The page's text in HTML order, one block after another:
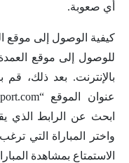
أي صعوبة.
كيفية الوصول إلى موقع
للوصول إلى موقع
بالإنترنت. بعد ذلك،
ابحث عن الرابط الذي
واختر المباراة التي
الاستمتاع بمشاهدة